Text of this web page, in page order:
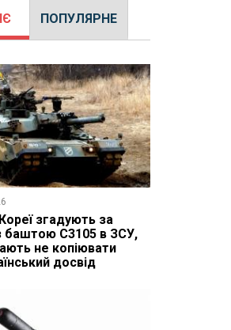
ПОПУЛЯРНЕ
згадують за
баштою C3105 в ЗСУ,
не копіювати
досвід